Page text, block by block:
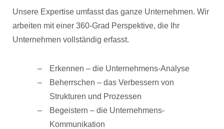
Unsere Expertise umfasst das ganze Unternehmen. Wir
arbeiten mit einer 360-Grad Perspektive, die Ihr
Unternehmen vollständig erfasst.
Erkennen – die Unternehmens-Analyse
Beherrschen – das Verbessern von
Strukturen und Prozessen
Begeistern – die Unternehmens-
Kommunikation